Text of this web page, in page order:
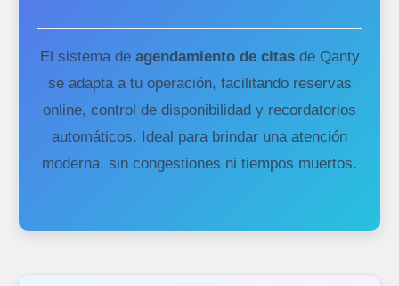
El sistema de agendamiento de citasde Qanty
se adapta a tu operación, facilitando reservas
online, control de disponibilidad y recordatorios
automáticos. Ideal para brindar una atención
moderna, sin congestiones ni tiempos muertos.